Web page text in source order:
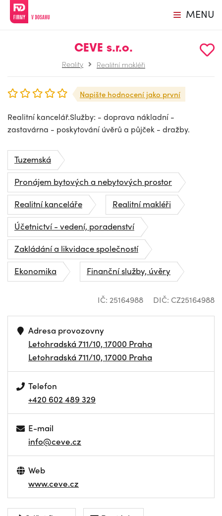
MENU
CEVE s.r.o.
Reality Realitní makléři
Napište hodnocení jako první
Realitní kancelář.Služby: - doprava nákladní -
zastavárna - poskytování úvěrů a půjček - dražby.
Tuzemská
Pronájem bytových a nebytových prostor
Realitní kanceláře
Realitní makléři
Účetnictví - vedení, poradenství
Zakládání a likvidace společností
Ekonomika
Finanční služby, úvěry
IČ: 25164988 DIČ: CZ25164988
Adresa provozovny
Letohradská 711/10, 17000 Praha
Letohradská 711/10, 17000 Praha
Telefon
+420 602 489 329
E-mail
info@ceve.cz
Web
www.ceve.cz